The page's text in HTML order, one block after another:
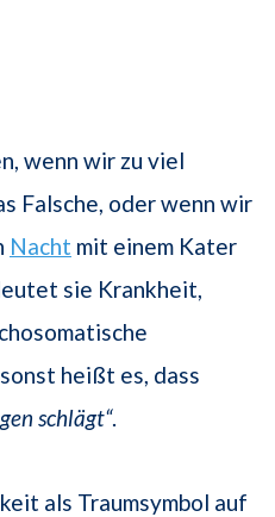
wenn wir zu viel
Falsche, oder wenn wir
Nacht mit einem Kater
sie Krankheit,
heißt es, dass
schlägt“.
als Traumsymbol auf